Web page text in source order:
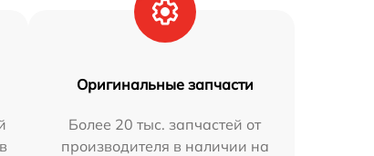
Оригинальные запчасти
Более 20 тыс. запчастей от
производителя в наличии на